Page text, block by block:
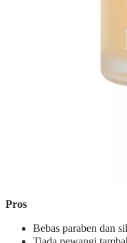
Pros
Bebas paraben dan